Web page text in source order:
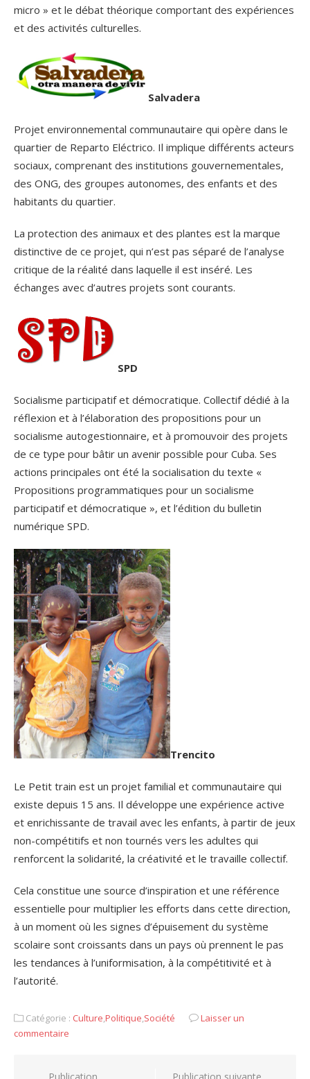
micro » et le débat théorique comportant des expériences
et des activités culturelles.
Salvadera
Projet environnemental communautaire qui opère dans le
quartier de Reparto Eléctrico. Il implique différents acteurs
sociaux, comprenant des institutions gouvernementales,
des ONG, des groupes autonomes, des enfants et des
habitants du quartier.
La protection des animaux et des plantes est la marque
distinctive de ce projet, qui n’est pas séparé de l’analyse
critique de la réalité dans laquelle il est inséré. Les
échanges avec d’autres projets sont courants.
SPD
Socialisme participatif et démocratique. Collectif dédié à la
réflexion et à l’élaboration des propositions pour un
socialisme autogestionnaire, et à promouvoir des projets
de ce type pour bâtir un avenir possible pour Cuba. Ses
actions principales ont été la socialisation du texte «
Propositions programmatiques pour un socialisme
participatif et démocratique », et l’édition du bulletin
numérique SPD.
Trencito
Le Petit train est un projet familial et communautaire qui
existe depuis 15 ans. Il développe une expérience active
et enrichissante de travail avec les enfants, à partir de jeux
non-compétitifs et non tournés vers les adultes qui
renforcent la solidarité, la créativité et le travaille collectif.
Cela constitue une source d’inspiration et une référence
essentielle pour multiplier les efforts dans cette direction,
à un moment où les signes d’épuisement du système
scolaire sont croissants dans un pays où prennent le pas
les tendances à l’uniformisation, à la compétitivité et à
l’autorité.
Catégorie : Culture,Politique,Société
Laisser un
commentaire